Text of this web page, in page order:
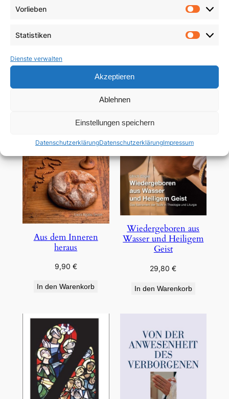
Vorlieben
Statistiken
Dienste verwalten
Akzeptieren
Ablehnen
Einstellungen speichern
DatenschutzerklärungDatenschutzerklärungImpressum
Ein Leben für das
In den Warenkorb
Dimensionen innerer
In den Warenkorb
Aus dem Inneren
heraus
9,90 €
In den Warenkorb
Wiedergeboren aus
Wasser und Heiligem
Geist
29,80€
In den Warenkorb